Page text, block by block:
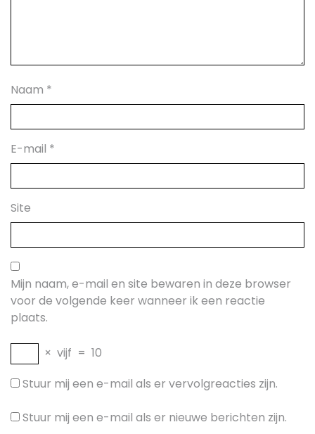
Naam *
E-mail *
Site
Mijn naam, e-mail en site bewaren in deze browser
voor de volgende keer wanneer ik een reactie
plaats.
× vijf = 10
Stuur mij een e-mail als er vervolgreacties zijn.
Stuur mij een e-mail als er nieuwe berichten zijn.